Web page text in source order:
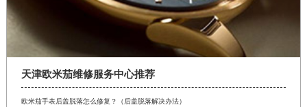
天津欧米茄维修服务中心推荐
欧米茄手表后盖脱落怎么修复？（后盖脱落解决办法）